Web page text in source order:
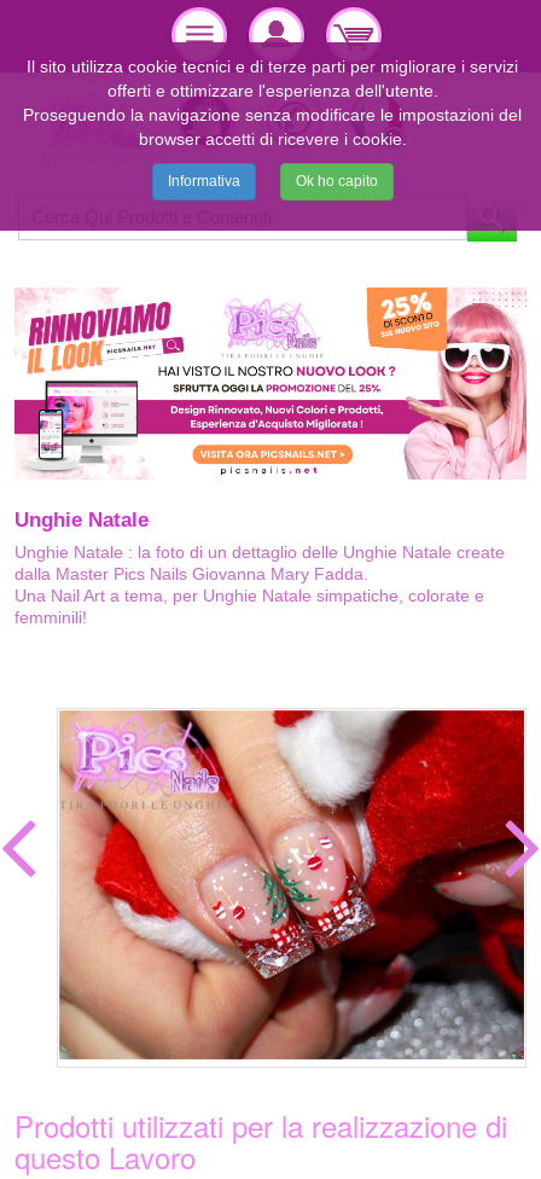
Unghie Natale
Unghie Natale : la foto di un dettaglio delle Unghie Natale create
dalla Master Pics Nails Giovanna Mary Fadda.
Una Nail Art a tema, per Unghie Natale simpatiche, colorate e
femminili!
Prodotti utilizzati per la realizzazione di
questo Lavoro
Il sito utilizza cookie tecnici e di terze parti per migliorare i servizi
offerti e ottimizzare l'esperienza dell'utente.
Proseguendo la navigazione senza modificare le impostazioni del
browser accetti di ricevere i cookie.
Informativa Ok ho capito